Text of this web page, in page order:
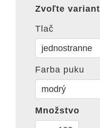
Zvoľte variant
Tlač
Farba puku
Množstvo